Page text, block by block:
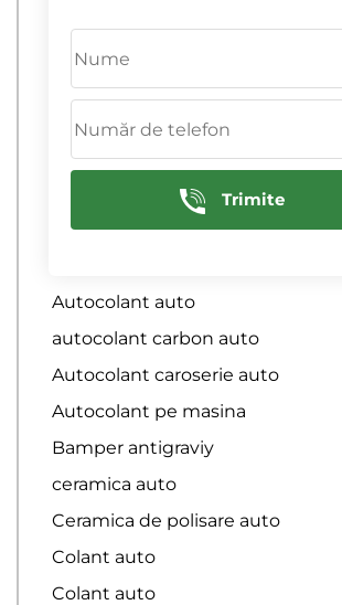
Antigravii
antigravita plenkă
Antigravita Plenka
Antigravita poliuretana
Aplicare autocolant auto
Autocolant auto
autocolant carbon auto
Autocolant caroserie auto
Autocolant pe masina
Bamper antigraviy
ceramica auto
Ceramica de polisare auto
Colant auto
Colant auto
Trimite